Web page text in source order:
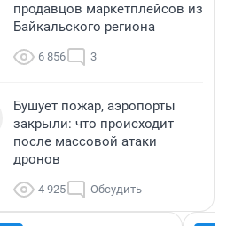
продавцов маркетплейсов из
Байкальского региона
6 856 3
Бушует пожар, аэропорты
закрыли: что происходит
после массовой атаки
дронов
4 925 Обсудить